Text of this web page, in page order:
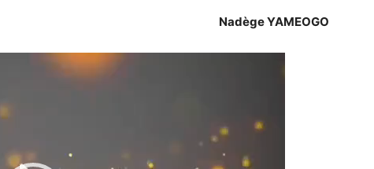
Nadège YAMEOGO
Lecteur